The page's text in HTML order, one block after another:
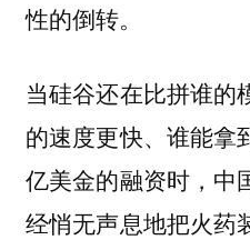
性的倒转。
当硅谷还在比拼谁的
的速度更快、谁能拿
亿美金的融资时，中
经悄无声息地把火药